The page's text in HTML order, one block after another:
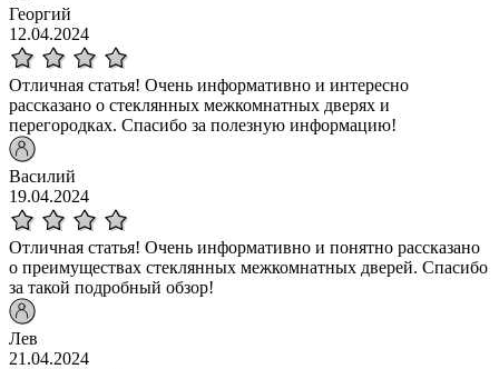
Георгий
12.04.2024
Отличная статья! Очень информативно и интересно
рассказано о стеклянных межкомнатных дверях и
перегородках. Спасибо за полезную информацию!
Василий
19.04.2024
Отличная статья! Очень информативно и понятно рассказано
о преимуществах стеклянных межкомнатных дверей. Спасибо
за такой подробный обзор!
Лев
21.04.2024